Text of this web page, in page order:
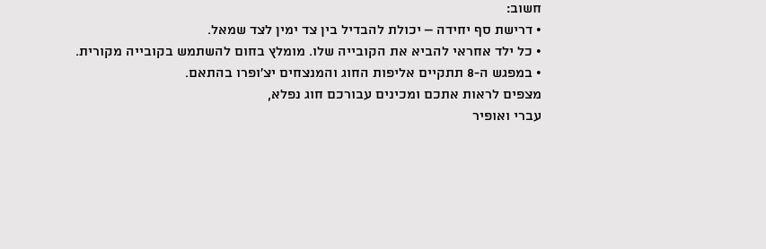
חשוב:
• דרישת סף יחידה – יכולת להבדיל בין צד ימין לצד שמאל.
• כל ילד אחראי להביא את הקובייה שלו. מומלץ בחום להשתמש בקובייה מקורית.
• במפגש ה-8 תתקיים אליפות החוג והמנצחים יצ'ופרו בהתאם.
מצפים לראות אתכם ומכינים עבורכם חוג נפלא,
עברי ואופיר